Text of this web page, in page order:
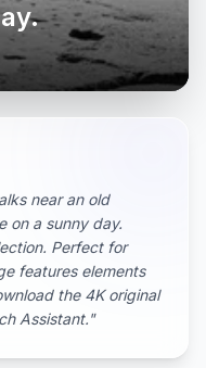
near an old
on a sunny day.
Perfect for
features elements
the 4K original
Assistant."